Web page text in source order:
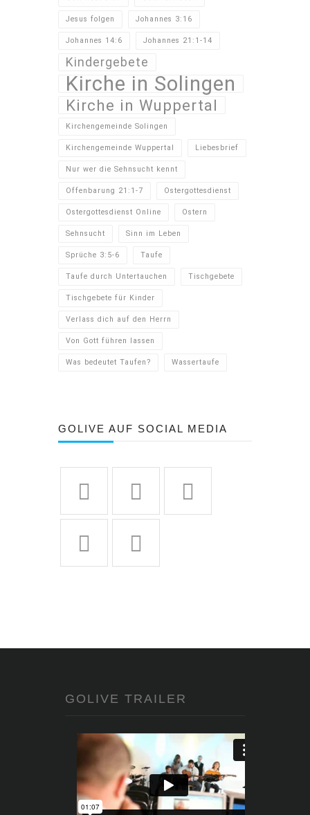
Jesus folgen Johannes 3:16
Johannes 14:6 Johannes 21:1-14
Kindergebete
Kirche in Solingen
Kirche in Wuppertal
Kirchengemeinde Solingen
Kirchengemeinde Wuppertal Liebesbrief
Nur wer die Sehnsucht kennt
Offenbarung 21:1-7 Ostergottesdienst
Ostergottesdienst Online Ostern
Sehnsucht Sinn im Leben
Sprüche 3:5-6 Taufe
Taufe durch Untertauchen Tischgebete
Tischgebete für Kinder
Verlass dich auf den Herrn
Von Gott führen lassen
Was bedeutet Taufen? Wassertaufe
GOLIVE AUF SOCIAL MEDIA
GOLIVE TRAILER